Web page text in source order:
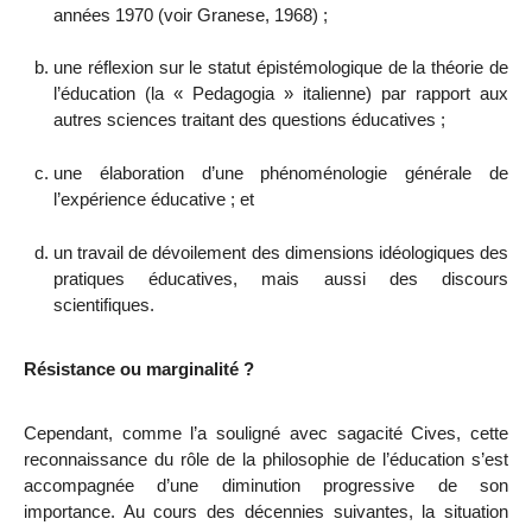
années 1970 (voir Granese, 1968) ;
une réflexion sur le statut épistémologique de la théorie de
l’éducation (la « Pedagogia » italienne) par rapport aux
autres sciences traitant des questions éducatives ;
une élaboration d’une phénoménologie générale de
l’expérience éducative ; et
un travail de dévoilement des dimensions idéologiques des
pratiques éducatives, mais aussi des discours
scientifiques.
Résistance ou marginalité ?
Cependant, comme l’a souligné avec sagacité Cives, cette
reconnaissance du rôle de la philosophie de l’éducation s’est
accompagnée d’une diminution progressive de son
importance. Au cours des décennies suivantes, la situation